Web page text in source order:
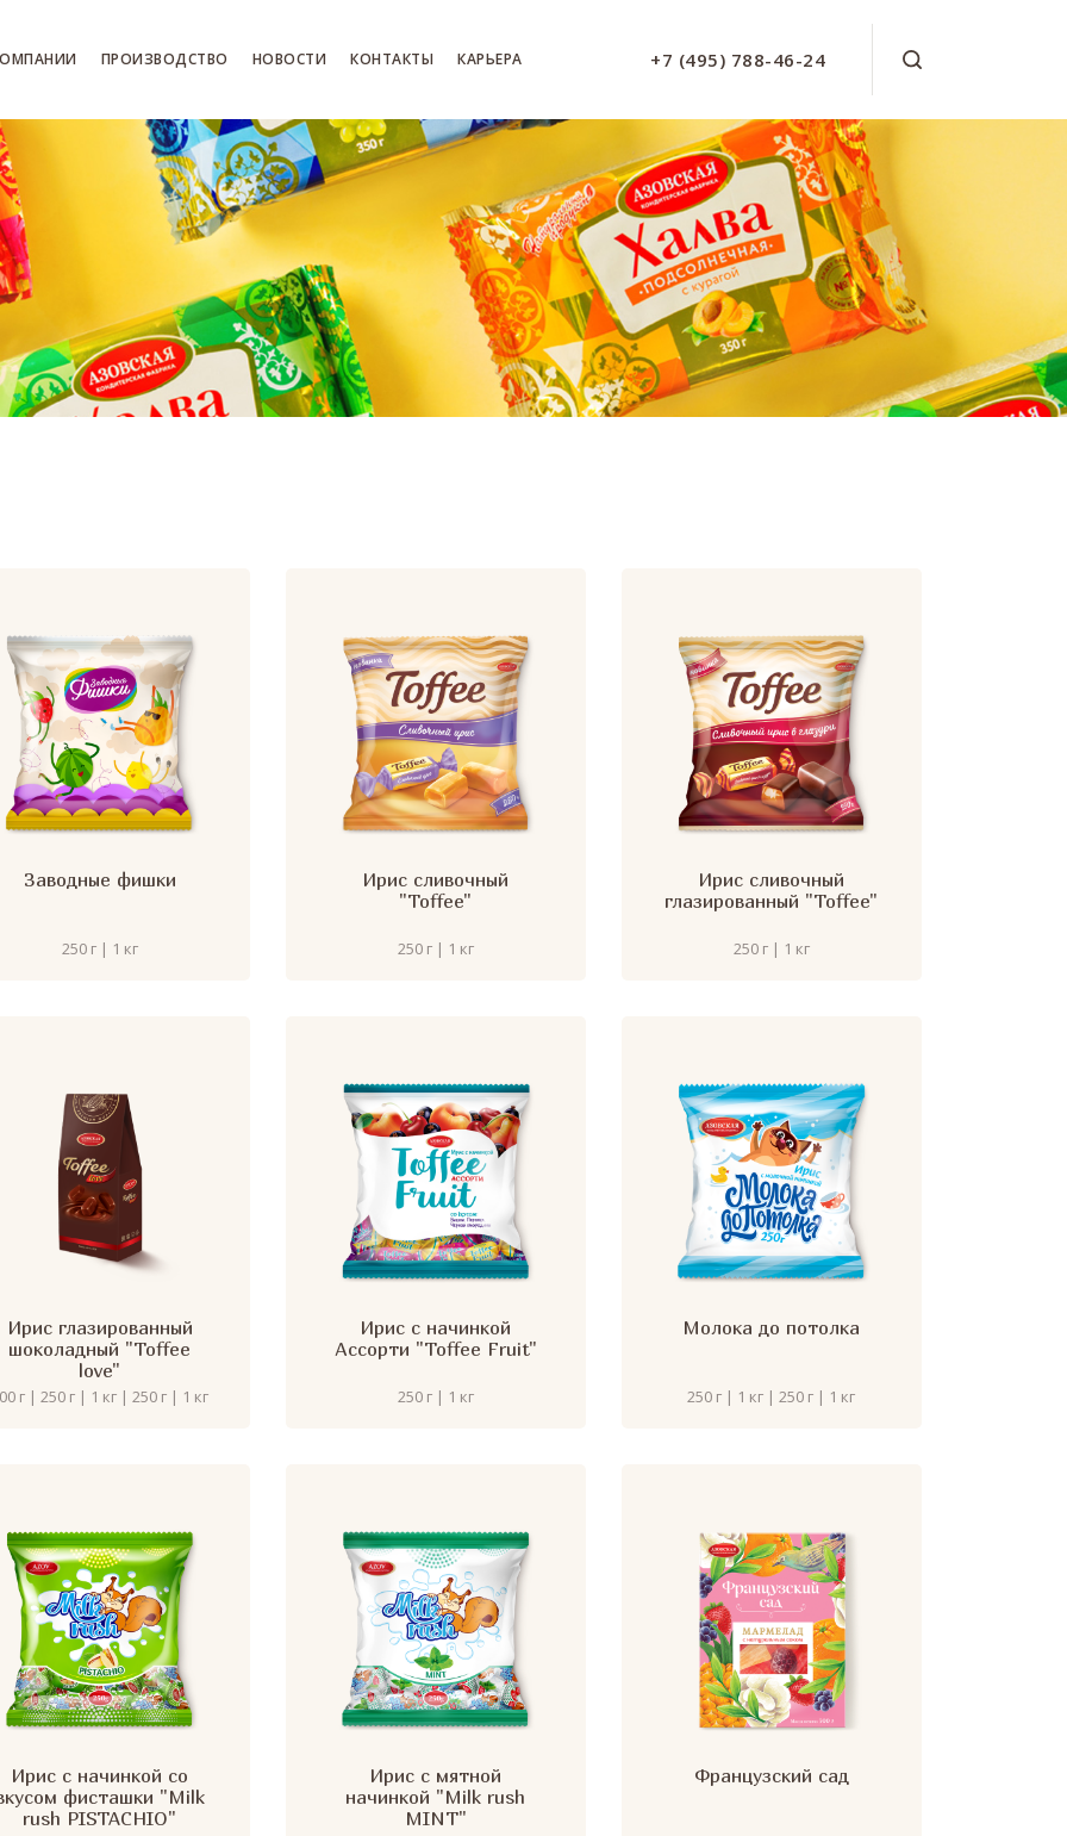
ПРОИЗВОДСТВО НОВОСТИ КОНТАКТЫ КАРЬЕРА +7 (495) 788-46-24
Заводные фишки
250 г | 1 кг
Ирис сливочный
"Toffee"
250 г | 1 кг
Ирис сливочный
глазированный "Toffee"
250 г | 1 кг
Ирис глазированный
шоколадный "Toffee
love"
г | 250 г | 1 кг | 250 г | 1 кг
Ирис с начинкой
Ассорти "Toffee Fruit"
250 г | 1 кг
Молока до потолка
250 г | 1 кг | 250 г | 1 кг
Ирис с начинкой со
фисташки "Milk
rush PISTACHIO"
Ирис с мятной
начинкой "Milk rush
MINT"
Французский сад